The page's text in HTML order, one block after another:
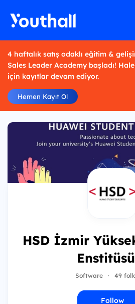
4 haftalık satış odaklı eğitim &
Sales Leader Academy başladı!
için kayıtlar devam ediyor.
Hemen Kayıt Ol
HSD İzmir
Enstitüsü
Software · 49
Follow